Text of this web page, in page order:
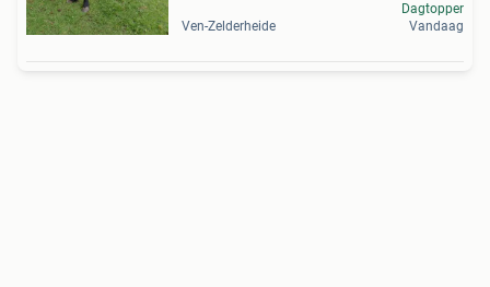
Ven-Zelderheide
Dagtopper
Vandaag